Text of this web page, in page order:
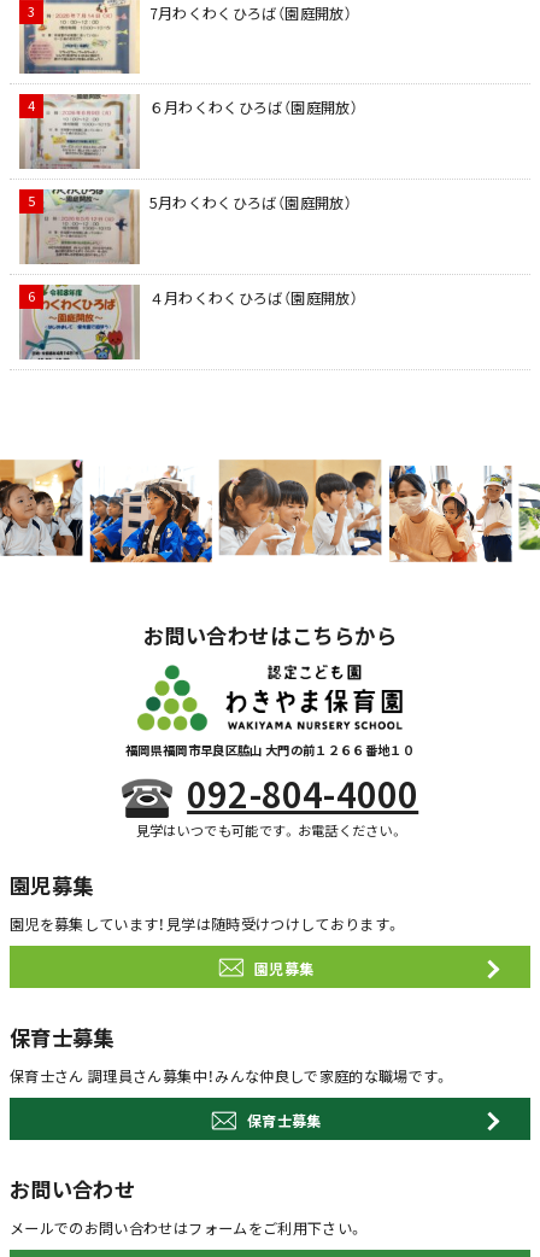
7月わくわくひろば（園庭開放）
６月わくわくひろば（園庭開放）
5月わくわくひろば（園庭開放）
４月わくわくひろば（園庭開放）
お問い合わせはこちらから
福岡県福岡市早良区脇山 大門の前１２６６番地１０
092-804-4000
見学はいつでも可能です。お電話ください。
園児募集
園児を募集しています！ 見学は随時受けつけしております。
園児募集
保育士募集
保育士さん 調理員さん募集中！みんな仲良しで家庭的な職場です。
保育士募集
お問い合わせ
メールでのお問い合わせはフォームをご利用下さい。